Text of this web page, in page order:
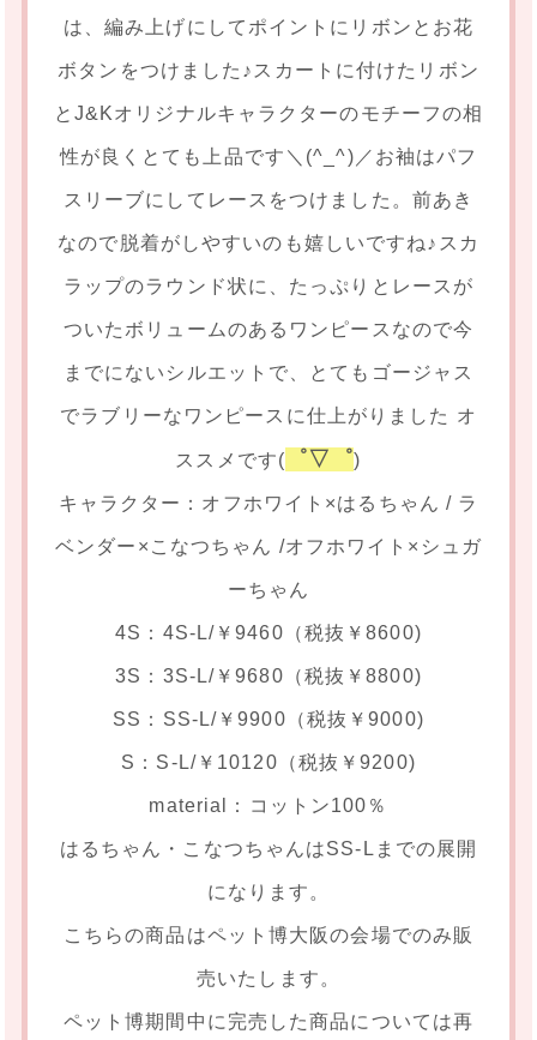
は、編み上げにしてポイントにリボンとお花
ボタンをつけました♪スカートに付けたリボン
とJ&Kオリジナルキャラクターのモチーフの相
性が良くとても上品です＼(^_^)／お袖はパフ
スリーブにしてレースをつけました。前あき
なので脱着がしやすいのも嬉しいですね♪スカ
ラップのラウンド状に、たっぷりとレースが
ついたボリュームのあるワンピースなので今
までにないシルエットで、とてもゴージャス
でラブリーなワンピースに仕上がりました オ
ススメです( ゜▽゜)
キャラクター：オフホワイト×はるちゃん / ラ
ベンダー×こなつちゃん /オフホワイト×シュガ
ーちゃん
4S：4S-L/￥9460（税抜￥8600)
3S：3S-L/￥9680（税抜￥8800)
SS：SS-L/￥9900（税抜￥9000)
S：S-L/￥10120（税抜￥9200)
material：コットン100％
はるちゃん・こなつちゃんはSS-Lまでの展開
になります。
こちらの商品はペット博大阪の会場でのみ販
売いたします。
ペット博期間中に完売した商品については再